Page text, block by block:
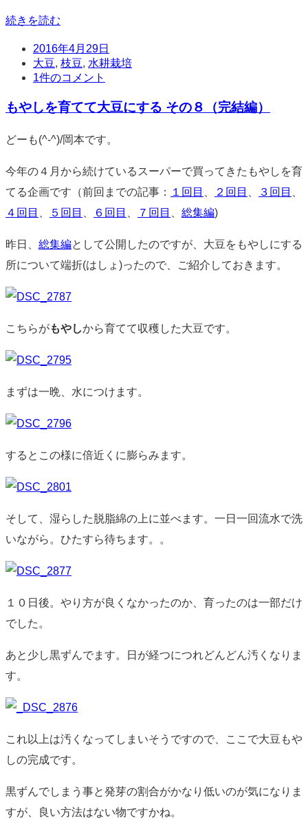
続きを読む
日
時
2016年4月29日
タ
グ
大豆, 枝豆, 水耕栽培
コ
ン
1件のコメント
もやしを育てて大豆にする その８（完結編）
標
どーも(^-^)/岡本です。
今年の４月から続けているスーパーで買ってきたもやしを育
てる企画です（前回までの記事：
１回目 ２回目 ３回目
４回目
５回目 ６回目 ７回目 総集編)
昨日、 総集編として公開したのですが、大豆をもやしにする
所について端折(はしょ)ったので、ご紹介しておきます。
こちらがもやしから育てて収穫した大豆です。
まずは一晩、水につけます。
するとこの様に倍近くに膨らみます。
そして、湿らした脱脂綿の上に並べます。一日一回流水で洗
いながら。ひたすら待ちます。。
１０日後。やり方が良くなかったのか、育ったのは一部だけ
でした。
あと少し黒ずんでます。日が経つにつれどんどん汚くなりま
す。
これ以上は汚くなってしまいそうですので、ここで大豆もや
しの完成です。
黒ずんでしまう事と発芽の割合がかなり低いのが気になりま
すが、良い方法はない物ですかね。